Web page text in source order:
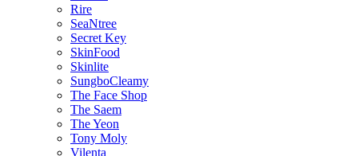
Rire
SeaNtree
Secret Key
SkinFood
Skinlite
SungboCleamy
The Face Shop
The Saem
The Yeon
Tony Moly
Vilenta